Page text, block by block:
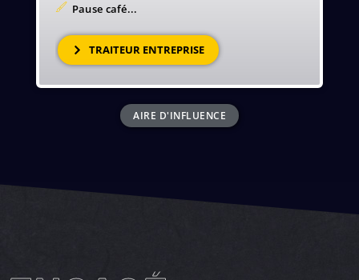
Pause café...
TRAITEUR ENTREPRISE
AIRE D'INFLUENCE